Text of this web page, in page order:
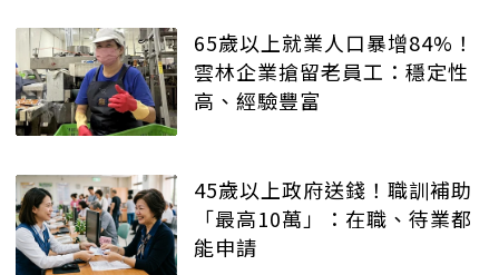
65歲以上就業人口暴增84%！
雲林企業搶留老員工：穩定性
高、經驗豐富
45歲以上政府送錢！職訓補助
「最高10萬」：在職、待業都
能申請